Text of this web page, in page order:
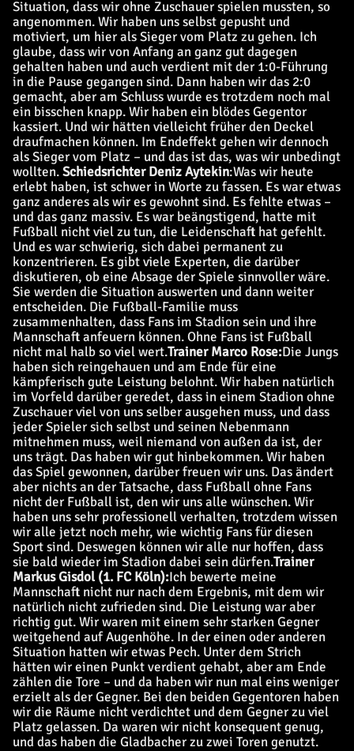
Situation, dass wir ohne Zuschauer spielen mussten, so
angenommen. Wir haben uns selbst gepusht und
motiviert, um hier als Sieger vom Platz zu gehen. Ich
glaube, dass wir von Anfang an ganz gut dagegen
gehalten haben und auch verdient mit der 1:0-Führung
in die Pause gegangen sind. Dann haben wir das 2:0
gemacht, aber am Schluss wurde es trotzdem noch mal
ein bisschen knapp. Wir haben ein blödes Gegentor
kassiert. Und wir hätten vielleicht früher den Deckel
draufmachen können. Im Endeffekt gehen wir dennoch
als Sieger vom Platz – und das ist das, was wir unbedingt
wollten.Schiedsrichter Deniz Aytekin:Was wir heute
erlebt haben, ist schwer in Worte zu fassen. Es war etwas
ganz anderes als wir es gewohnt sind. Es fehlte etwas –
und das ganz massiv. Es war beängstigend, hatte mit
Fußball nicht viel zu tun, die Leidenschaft hat gefehlt.
Und es war schwierig, sich dabei permanent zu
konzentrieren. Es gibt viele Experten, die darüber
diskutieren, ob eine Absage der Spiele sinnvoller wäre.
Sie werden die Situation auswerten und dann weiter
entscheiden. Die Fußball-Familie muss
zusammenhalten, dass Fans im Stadion sein und ihre
Mannschaft anfeuern können. Ohne Fans ist Fußball
nicht mal halb so viel wert.Trainer Marco Rose:Die Jungs
haben sich reingehauen und am Ende für eine
kämpferisch gute Leistung belohnt. Wir haben natürlich
im Vorfeld darüber geredet, dass in einem Stadion ohne
Zuschauer viel von uns selber ausgehen muss, und dass
jeder Spieler sich selbst und seinen Nebenmann
mitnehmen muss, weil niemand von außen da ist, der
uns trägt. Das haben wir gut hinbekommen. Wir haben
das Spiel gewonnen, darüber freuen wir uns. Das ändert
aber nichts an der Tatsache, dass Fußball ohne Fans
nicht der Fußball ist, den wir uns alle wünschen. Wir
haben uns sehr professionell verhalten, trotzdem wissen
wir alle jetzt noch mehr, wie wichtig Fans für diesen
Sport sind. Deswegen können wir alle nur hoffen, dass
sie bald wieder im Stadion dabei sein dürfen.Trainer
Markus Gisdol (1. FC Köln):Ich bewerte meine
Mannschaft nicht nur nach dem Ergebnis, mit dem wir
natürlich nicht zufrieden sind. Die Leistung war aber
richtig gut. Wir waren mit einem sehr starken Gegner
weitgehend auf Augenhöhe. In der einen oder anderen
Situation hatten wir etwas Pech. Unter dem Strich
hätten wir einen Punkt verdient gehabt, aber am Ende
zählen die Tore – und da haben wir nun mal eins weniger
erzielt als der Gegner. Bei den beiden Gegentoren haben
wir die Räume nicht verdichtet und dem Gegner zu viel
Platz gelassen. Da waren wir nicht konsequent genug,
und das haben die Gladbacher zu zwei Toren genutzt.